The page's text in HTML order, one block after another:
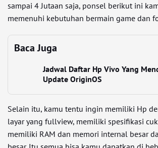
sampai 4 Jutaan saja, ponsel berikut ini
memenuhi kebutuhan bermain game dan
Baca Juga
Jadwal Daftar Hp Vivo Yang
Update OriginOS
Selain itu, kamu tentu ingin memiliki Hp
layar yang fullview, memiliki spesifikasi
memiliki RAM dan memori internal besar